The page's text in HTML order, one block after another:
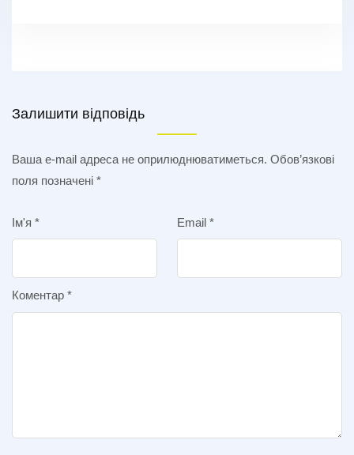
Залишити відповідь
Ваша e-mail адреса не оприлюднюватиметься. Обов’язкові
поля позначені *
Ім'я * Email *
Коментар *